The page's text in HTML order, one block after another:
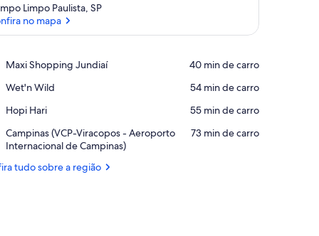
Limpo Paulista, SP
no mapa
Maxi Shopping Jundiaí
Place,
Shopping
‪40 min de carro‬
Wet'n Wild
Place,
Wild
‪54 min de carro‬
Hopi Hari
Place,
Hari
‪55 min de carro‬
Campinas (VCP-Viracopos - Aeroporto
Internacional de Campinas)
Airport,
Campinas
Viracopos
‪73 min de carro‬
tudo sobre a região